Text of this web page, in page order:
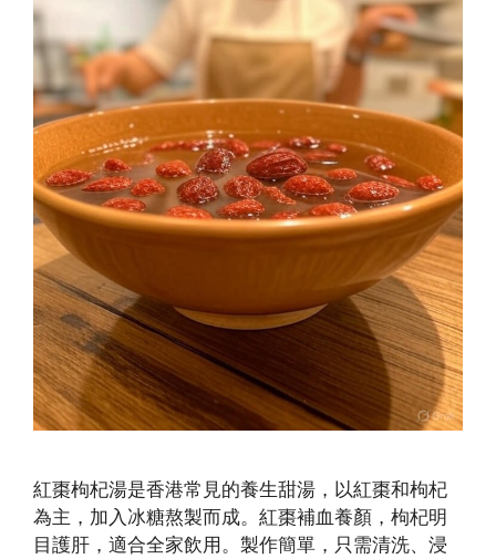
紅棗枸杞湯是香港常見的養生甜湯，以紅棗和枸杞
為主，加入冰糖熬製而成。紅棗補血養顏，枸杞明
目護肝，適合全家飲用。製作簡單，只需清洗、浸